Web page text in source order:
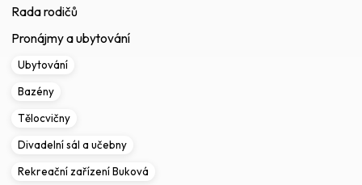
Rada rodičů
Pronájmy a ubytování
Ubytování
Bazény
Tělocvičny
Divadelní sál a učebny
Rekreační zařízení Buková